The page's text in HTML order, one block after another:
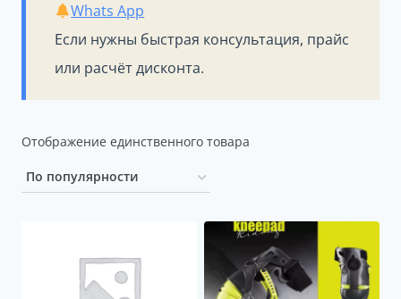
Если нужны быстрая консультация, прайс
или расчёт дисконта.
Whats App
Отображение единственного товара